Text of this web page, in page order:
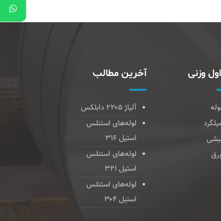
وزنی آخرین مطالب
آلیاژ ۲۲۰۵ دابلکس
لوله‌های استنلس
استیل ۳۱۶
لوله‌های استنلس
استیل ۳۲۱
لوله‌های استنلس
استیل ۳۰۴